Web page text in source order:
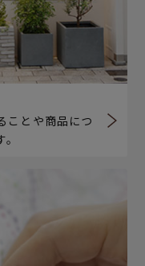
ことや商品につ